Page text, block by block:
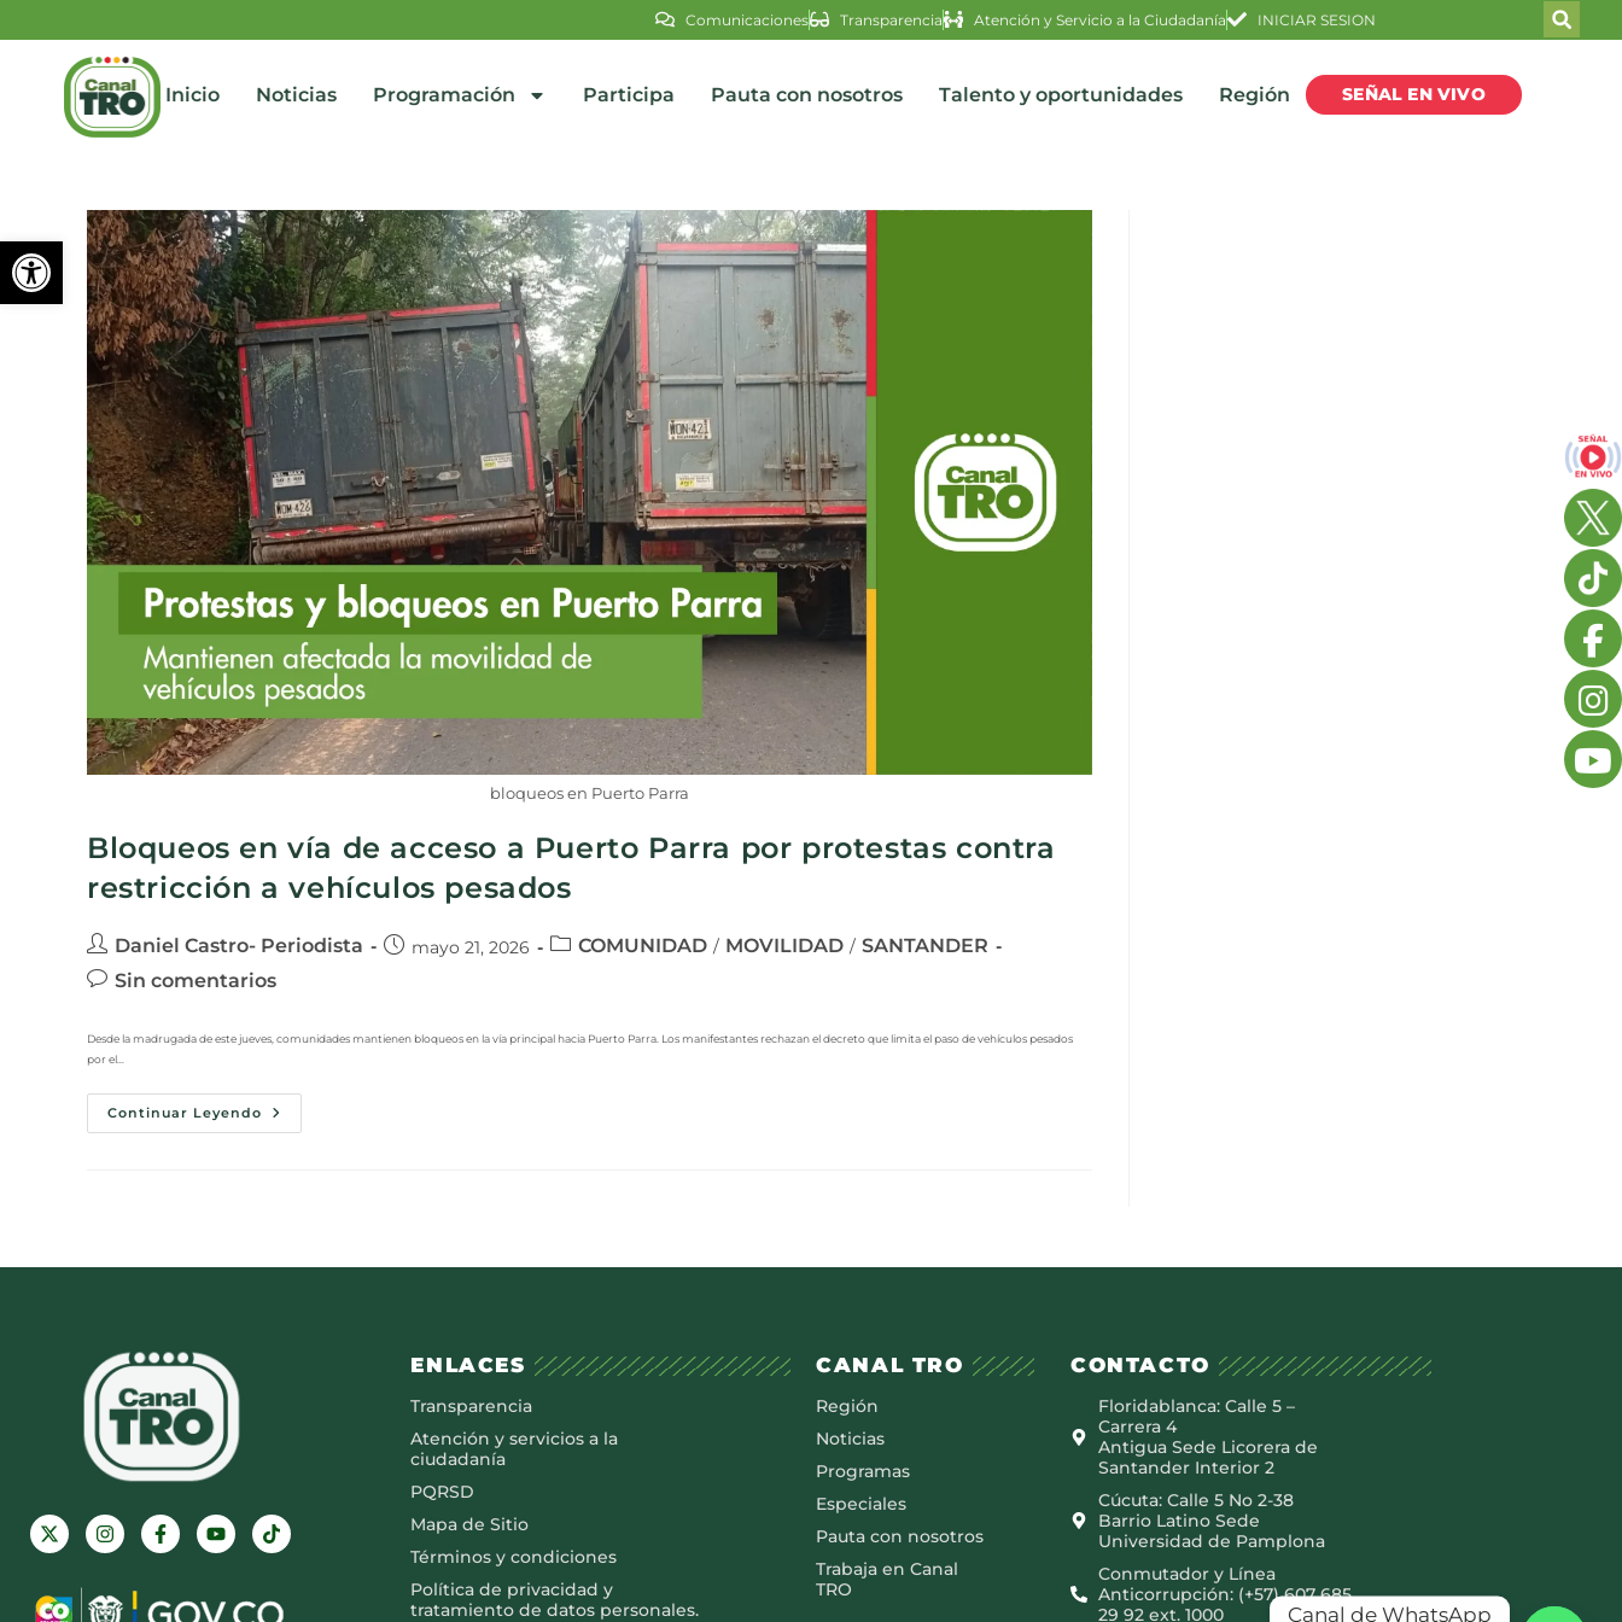
Abrir barra de herramientas
Comunicaciones Transparencia Atención y Servicio a la Ciudadanía INICIAR SESION
Inicio Noticias Programación Participa Pauta con nosotros Talento y oportunidades Región SEÑAL EN VIVO
bloqueos en Puerto Parra
Bloqueos en vía de acceso a Puerto Parra por protestas contra
restricción a vehículos pesados
Daniel Castro- Periodista mayo 21, 2026 COMUNIDAD / MOVILIDAD / SANTANDER
Sin comentarios
Desde la madrugada de este jueves, comunidades mantienen bloqueos en la vía principal hacia Puerto Parra. Los manifestantes rechazan el decreto que limita el paso de vehículos pesados
por el…
Continuar Leyendo
ENLACES
Transparencia
Atención y servicios a la
ciudadanía
PQRSD
Mapa de Sitio
Términos y condiciones
Política de privacidad y
tratamiento de datos personales.
CANAL TRO
Región
Noticias
Programas
Especiales
Pauta con nosotros
Trabaja en Canal
TRO
CONTACTO
Floridablanca: Calle 5 –
Carrera 4
Antigua Sede Licorera de
Santander Interior 2
Cúcuta: Calle 5 No 2-38
Barrio Latino Sede
Universidad de Pamplona
Conmutador y Línea
Anticorrupción: (+57) 607 685
29 92 ext. 1000
Canal de WhatsApp